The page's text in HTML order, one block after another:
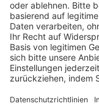
BFV-Geschäftsstellen
Trainerbörse
Login SpielPlus
FOLGE DEM BFV